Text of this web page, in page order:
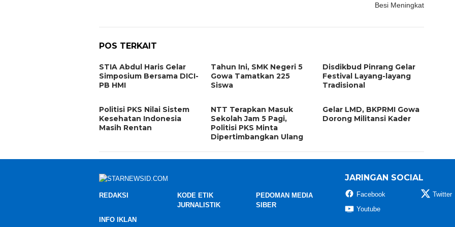
Besi Meningkat
POS TERKAIT
STIA Abdul Haris Gelar
Simposium Bersama DICI-
PB HMI
Tahun Ini, SMK Negeri 5
Gowa Tamatkan 225
Siswa
Disdikbud Pinrang Gelar
Festival Layang-layang
Tradisional
Politisi PKS Nilai Sistem
Kesehatan Indonesia
Masih Rentan
NTT Terapkan Masuk
Sekolah Jam 5 Pagi,
Politisi PKS Minta
Dipertimbangkan Ulang
Gelar LMD, BKPRMI Gowa
Dorong Militansi Kader
REDAKSI
KODE ETIK
JURNALISTIK
PEDOMAN MEDIA
SIBER
INFO IKLAN
JARINGAN SOCIAL
Facebook Twitter
Youtube